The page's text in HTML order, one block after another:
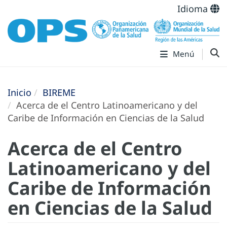
Idioma
Menú
Inicio
BIREME
Acerca de el Centro Latinoamericano y del
Caribe de Información en Ciencias de la Salud
Acerca de el Centro
Latinoamericano y del
Caribe de Información
en Ciencias de la Salud